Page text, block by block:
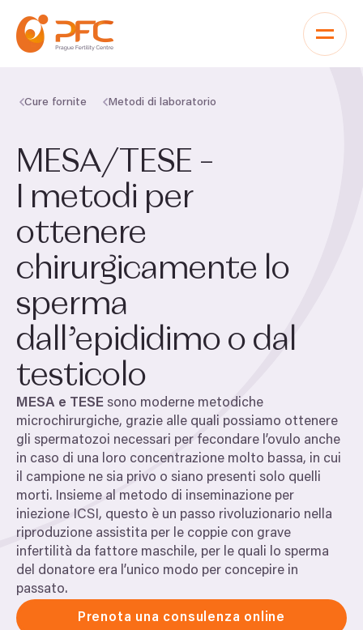
Cure fornite Metodi di laboratorio
MESA/ TESE –
I metodi per
ottenere
chirurgicamente lo
sperma
dall’epididimo o dal
testicolo
MESA e TESE sono moderne metodiche
microchirurgiche, grazie alle quali possiamo ottenere
gli spermatozoi necessari per fecondare l’ovulo anche
in caso di una loro concentrazione molto bassa, in cui
il campione ne sia privo o siano presenti solo quelli
morti. Insieme al metodo di inseminazione per
iniezione ICSI, questo è un passo rivoluzionario nella
riproduzione assistita per le coppie con grave
infertilità da fattore maschile, per le quali lo sperma
del donatore era l’unico modo per concepire in
passato.
Prenota una consulenza online